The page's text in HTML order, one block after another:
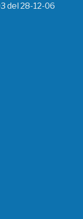
del 28-12-06